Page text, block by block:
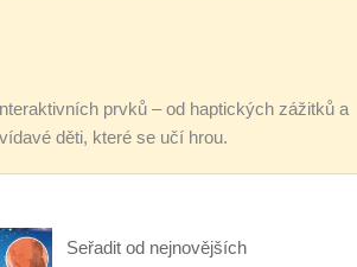
prvků – od haptických zážitků a
děti, které se učí hrou.